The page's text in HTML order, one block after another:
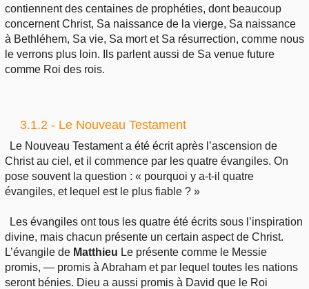
contiennent des centaines de prophéties, dont beaucoup
concernent Christ, Sa naissance de la vierge, Sa naissance
à Bethléhem, Sa vie, Sa mort et Sa résurrection, comme nous
le verrons plus loin. Ils parlent aussi de Sa venue future
comme Roi des rois.
3.1.2 - Le Nouveau Testament
Le Nouveau Testament a été écrit après l’ascension de
Christ au ciel, et il commence par les quatre évangiles. On
pose souvent la question : « pourquoi y a-t-il quatre
évangiles, et lequel est le plus fiable ? »
Les évangiles ont tous les quatre été écrits sous l’inspiration
divine, mais chacun présente un certain aspect de Christ.
L’évangile de Matthieu Le présente comme le Messie
promis, — promis à Abraham et par lequel toutes les nations
seront bénies. Dieu a aussi promis à David que le Roi